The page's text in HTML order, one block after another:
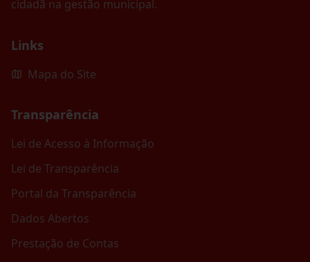
cidadã na gestão municipal.
Links
Mapa do Site
Transparência
Lei de Acesso à Informação
Lei de Transparência
Portal da Transparência
Dados Abertos
Prestação de Contas